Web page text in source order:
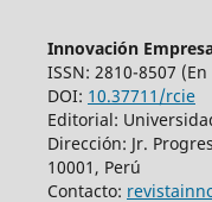
Innovación
ISSN: 2810-8507
DOI: 10.37711/rcie
Editorial:
Dirección: Jr.
10001, Perú
Contacto: